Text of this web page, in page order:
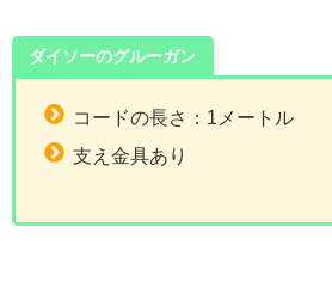
ダイソーのグルーガン
コードの長さ：1メートル
支え金具あり